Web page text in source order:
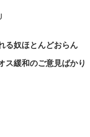
る奴ほとんどおらん
ス緩和のご意見ばかり